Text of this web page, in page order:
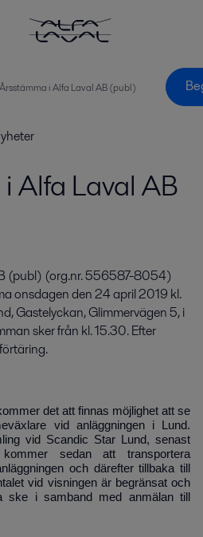
Årsstämma i Alfa Laval AB (publ)
Alfa Laval AB
(publ) (org.nr. 556587-8054)
onsdagen den 24 april 2019 kl.
Gastelyckan, Glimmervägen 5, i
sker från kl. 15.30. Efter
det att finnas möjlighet att se
vid anläggningen i Lund.
vid Scandic Star Lund, senast
sedan att transportera
och därefter tillbaka till
vid visningen är begränsat och
ske i samband med anmälan till